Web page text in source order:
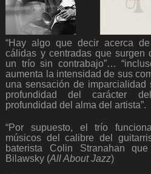
“Hay algo que decir acerca
cálidas y centradas que surgen
un trío sin contrabajo”…
aumenta la intensidad de sus
una sensación de
profundidad del carácter
profundidad del alma del artista”.
“Por supuesto, el trío
músicos del calibre del
baterista Colin Stranahan
Bilawsky (All About Jazz)